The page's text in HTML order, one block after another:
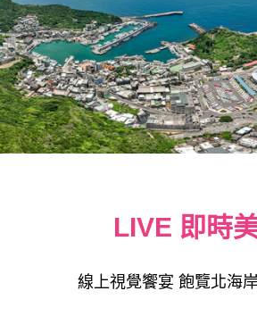
LIVE 即時
線上視覺饗宴 飽覽北海